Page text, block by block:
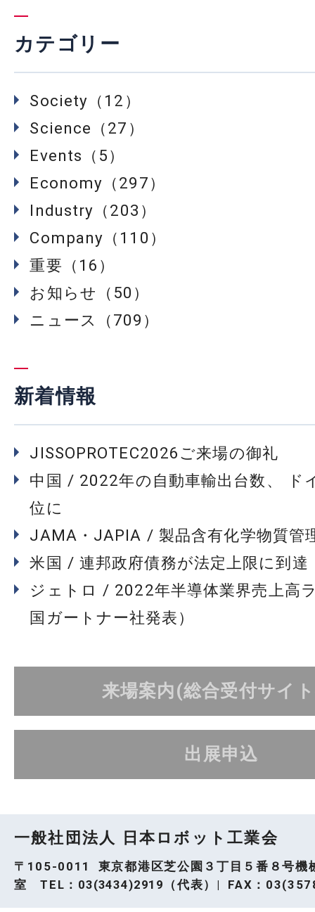
カテゴリー
Society（12）
Science（27）
Events（5）
Economy（297）
Industry（203）
Company（110）
重要（16）
お知らせ（50）
ニュース（709）
新着情報
JISSOPROTEC2026ご来場の御礼
中国 / 2022年の自動車輸出台数、 ド
位に
JAMA・JAPIA / 製品含有化学物質管
米国 / 連邦政府債務が法定上限に到達
ジェトロ / 2022年半導体業界売上高
国ガートナー社発表）
来場案内(総合受付サイ
出展申込
一般社団法人 日本ロボット工業会
〒105-0011 東京都港区芝公園３丁目５番８号機
室 TEL： 03(3434)2919 （代表）| FAX：